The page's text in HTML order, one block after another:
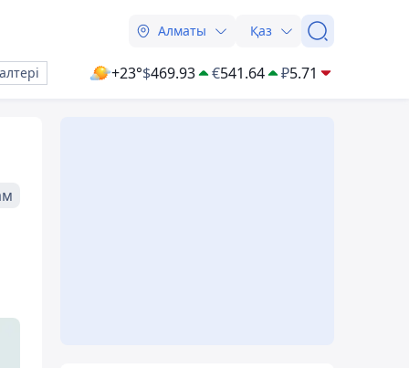
Алматы Қаз
+23°$469.93 €541.64 ₽5.71